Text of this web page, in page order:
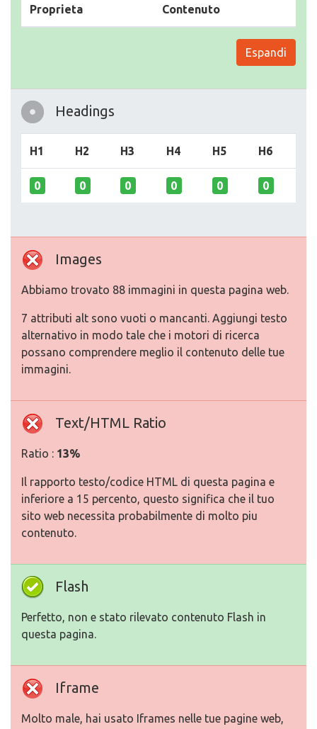
Proprieta Contenuto
Espandi
Headings
H1 H2 H3 H4 H5 H6
0 0 0 0 0 0
Images
Abbiamo trovato 88 immagini in questa pagina web.
7 attributi alt sono vuoti o mancanti. Aggiungi testo
alternativo in modo tale che i motori di ricerca
possano comprendere meglio il contenuto delle tue
immagini.
Text/HTML Ratio
Ratio : 13%
Il rapporto testo/codice HTML di questa pagina e
inferiore a 15 percento, questo significa che il tuo
sito web necessita probabilmente di molto piu
contenuto.
Flash
Perfetto, non e stato rilevato contenuto Flash in
questa pagina.
Iframe
Molto male, hai usato Iframes nelle tue pagine web,